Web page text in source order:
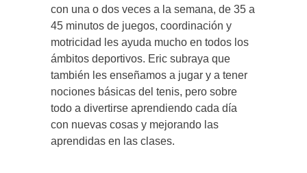
con una o dos veces a la semana, de 35 a
45 minutos de juegos, coordinación y
motricidad les ayuda mucho en todos los
ámbitos deportivos. Eric subraya que
también les enseñamos a jugar y a tener
nociones básicas del tenis, pero sobre
todo a divertirse aprendiendo cada día
con nuevas cosas y mejorando las
aprendidas en las clases.